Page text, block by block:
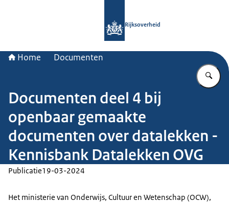
Rijksoverheid
Home Documenten
Documenten deel 4 bij
openbaar gemaakte
documenten over datalekken -
Kennisbank Datalekken OVG
Publicatie19-03-2024
Het ministerie van Onderwijs, Cultuur en Wetenschap (OCW),